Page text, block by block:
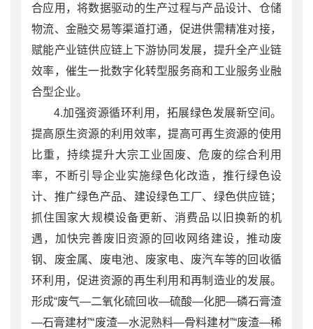
合应用，将数据驱动的生产过程与产品设计、仓储
物流、金融交易等渠道打通，促进供需精准对接，
赋能产业链供应链上下游协同发展，提升全产业链
效率，催生一批数字化转型服务商和工业服务业融
合型企业。
4.加强资源循环利用，拓展绿色发展新空间。
提高原生资源的利用效率，提高可再生资源的使用
比重，持续提升大宗工业固废、危废的综合利用
率，不断引导企业实施绿色化改造，推行绿色设
计、推广绿色产品、建设绿色工厂、绿色供应链；
抓住国家大规模设备更新、消费品以旧换新的机
遇，加快完善废旧资源的回收网络建设，推动废
钢、废金属、废电池、废家电、废汽车等的回收循
环利用，促进资源的再生利用和再制造业的发展。
形成“废气—二氧化硫回收—硫酸—化肥—磷石膏渣
—石膏建材”“废渣—水泥熟料—骨料建材”“废渣—稀